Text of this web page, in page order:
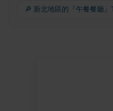
🔎 新北地區的『午餐餐廳』